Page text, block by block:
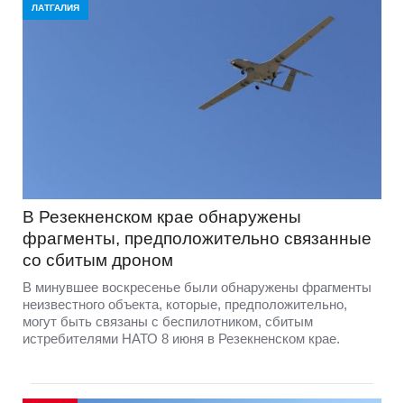
ЛАТГАЛИЯ
В Резекненском крае обнаружены
фрагменты, предположительно связанные
со сбитым дроном
В минувшее воскресенье были обнаружены фрагменты
неизвестного объекта, которые, предположительно,
могут быть связаны с беспилотником, сбитым
истребителями НАТО 8 июня в Резекненском крае.